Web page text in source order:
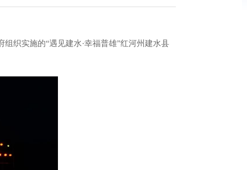
织实施的“遇见建水·幸福普雄”红河州建水县